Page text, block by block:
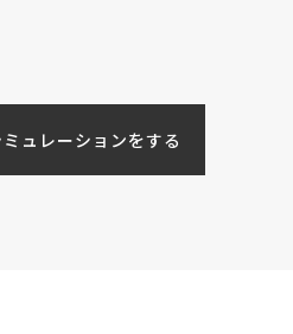
ュレーションをする